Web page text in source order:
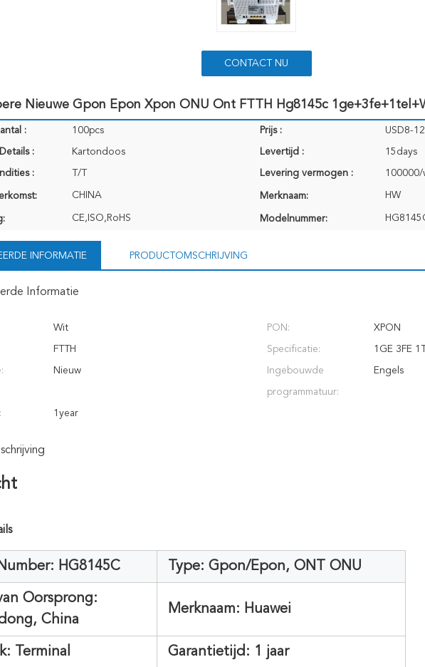
CONTACT NU
Nieuwe Gpon Epon Xpon ONU Ont FTTH Hg8145c
: 100pcs Prijs : USD8-
: Kartondoos Levertijd : 15days
: T/T Levering vermogen : 100000/
CHINA Merknaam: HW
CE,ISO,RoHS Modelnummer:
INFORMATIE PRODUCTOMSCHRIJVING
Informatie
Wit PON: XPON
FTTH Specificatie: 1GE 3FE
Nieuw Ingebouwde
programmatuur:
Engels
1year
HG8145C Type: Gpon/Epon, ONT ONU
Oorsprong:
China
Merknaam: Huawei
Terminal Garantietijd: 1 jaar